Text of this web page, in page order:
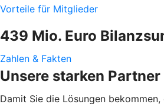
Vorteile für Mitglieder
439 Mio. Euro
Zahlen & Fakten
Unsere starken Partner
Damit Sie die Lösungen bekommen,